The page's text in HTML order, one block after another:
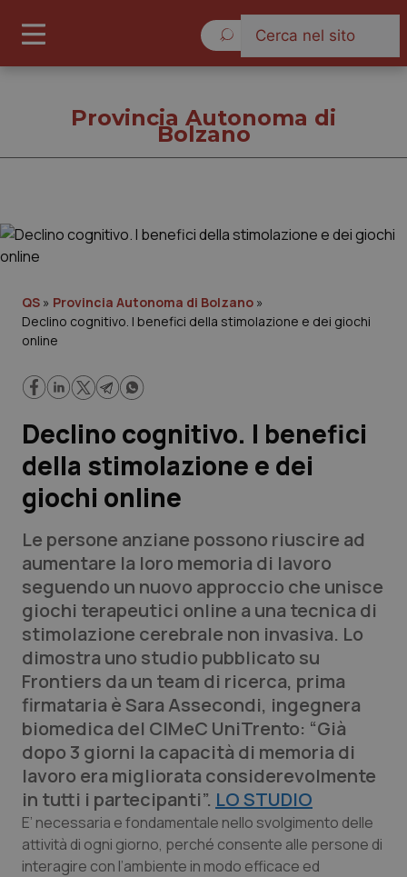
Governo e Parlamento
Regioni e Asl
Lavoro e Professioni
Scienza e Farmaci
Studi e Analisi
Lettere al direttore
Edizioni Regionali
QS Pro
Professionisti Sanitari.AI
Abruzzo
Basilicata
Calabria
QS Pro Gold
Artrite & artrosi
Asma & BPCO
QS Club Newsletter
Provincia Autonoma di
Bolzano
QS » Provincia Autonoma di Bolzano »
Declino cognitivo. I benefici della stimolazione e dei giochi
online
Declino cognitivo. I benefici
della stimolazione e dei
giochi online
Le persone anziane possono riuscire ad
aumentare la loro memoria di lavoro
seguendo un nuovo approccio che unisce
giochi terapeutici online a una tecnica di
stimolazione cerebrale non invasiva. Lo
dimostra uno studio pubblicato su
Frontiers da un team di ricerca, prima
firmataria è Sara Assecondi, ingegnera
biomedica del CIMeC UniTrento: “Già
dopo 3 giorni la capacità di memoria di
lavoro era migliorata considerevolmente
in tutti i partecipanti”. LO STUDIO
E’ necessaria e fondamentale nello svolgimento delle
attività di ogni giorno, perché consente alle persone di
interagire con l’ambiente in modo efficace ed